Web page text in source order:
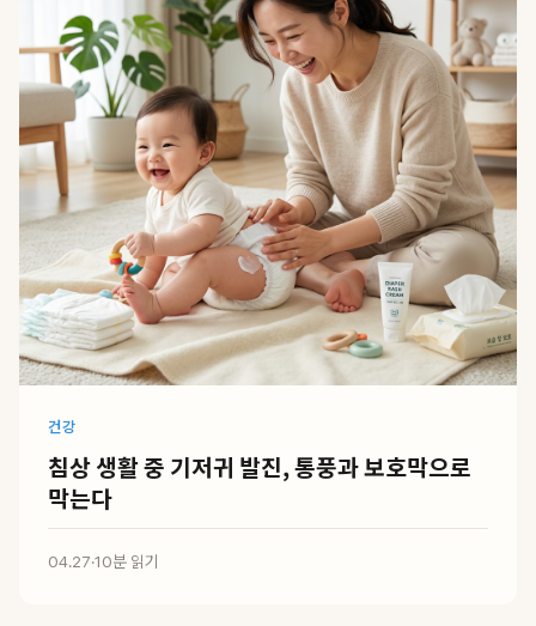
건강
침상 생활 중 기저귀 발진, 통풍과 보호막으로
막는다
04.27·10분 읽기